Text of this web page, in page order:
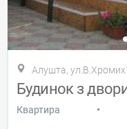
Алушта,
Будинок з
Квартира •